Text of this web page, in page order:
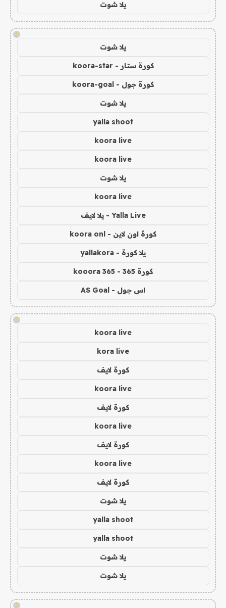
يلا شوت
!
يلا شوت
كورة ستار - koora-star
كورة جول - koora-goal
يلا شوت
yalla shoot
koora live
koora live
يلا شوت
koora live
Yalla Live - يلا لايف
كورة اون لاين - koora onl
يلا كورة - yallakora
كورة 365 - kooora 365
اس جول - AS Goal
!
koora live
kora live
كورة لايف
koora live
كورة لايف
koora live
كورة لايف
koora live
كورة لايف
يلا شوت
yalla shoot
yalla shoot
يلا شوت
يلا شوت
!